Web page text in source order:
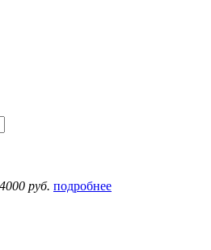
руб. подробнее